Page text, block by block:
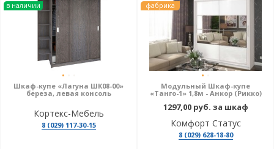
в наличии
Шкаф-купе «Лагуна ШК08-00»
береза, левая консоль
Кортекс-Мебель
8 (029) 117-30-15
фабрика
Модульный Шкаф-купе
«Танго-1» 1,8м - Анкор (Рикко)
1297,00 руб. за шкаф
Комфорт Статус
8 (029) 628-18-80